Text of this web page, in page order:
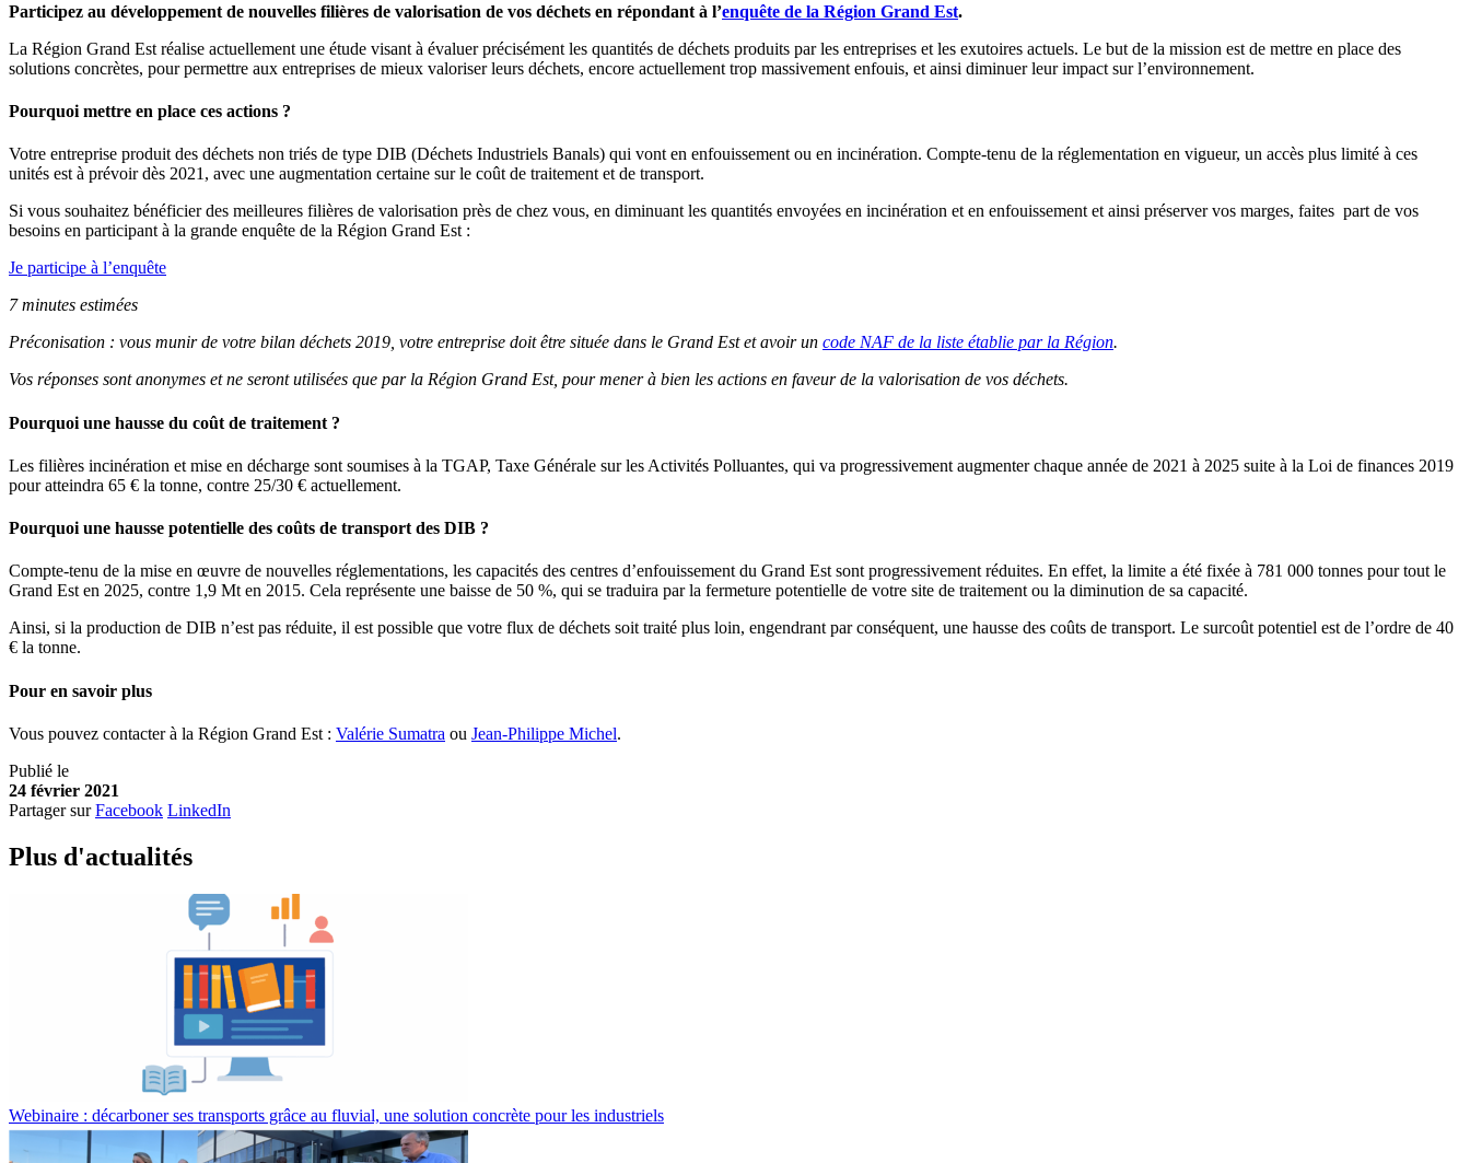
Participez au développement de nouvelles filières de valorisation de vos déchets en répondant à l’enquête de la Région Grand Est.
La Région Grand Est réalise actuellement une étude visant à évaluer précisément les quantités de déchets produits par les entreprises et les exutoires actuels. Le but de la mission est de mettre en place des
solutions concrètes, pour permettre aux entreprises de mieux valoriser leurs déchets, encore actuellement trop massivement enfouis, et ainsi diminuer leur impact sur l’environnement.
Pourquoi mettre en place ces actions ?
Votre entreprise produit des déchets non triés de type DIB (Déchets Industriels Banals) qui vont en enfouissement ou en incinération. Compte-tenu de la réglementation en vigueur, un accès plus limité à ces
unités est à prévoir dès 2021, avec une augmentation certaine sur le coût de traitement et de transport.
Si vous souhaitez bénéficier des meilleures filières de valorisation près de chez vous, en diminuant les quantités envoyées en incinération et en enfouissement et ainsi préserver vos marges, faites part de vos
besoins en participant à la grande enquête de la Région Grand Est :
Je participe à l’enquête
7 minutes estimées
Préconisation : vous munir de votre bilan déchets 2019, votre entreprise doit être située dans le Grand Est et avoir un code NAF de la liste établie par la Région.
Vos réponses sont anonymes et ne seront utilisées que par la Région Grand Est, pour mener à bien les actions en faveur de la valorisation de vos déchets.
Pourquoi une hausse du coût de traitement ?
Les filières incinération et mise en décharge sont soumises à la TGAP, Taxe Générale sur les Activités Polluantes, qui va progressivement augmenter chaque année de 2021 à 2025 suite à la Loi de finances 2019
pour atteindra 65 € la tonne, contre 25/30 € actuellement.
Pourquoi une hausse potentielle des coûts de transport des DIB ?
Compte-tenu de la mise en œuvre de nouvelles réglementations, les capacités des centres d’enfouissement du Grand Est sont progressivement réduites. En effet, la limite a été fixée à 781 000 tonnes pour tout le
Grand Est en 2025, contre 1,9 Mt en 2015. Cela représente une baisse de 50 %, qui se traduira par la fermeture potentielle de votre site de traitement ou la diminution de sa capacité.
Ainsi, si la production de DIB n’est pas réduite, il est possible que votre flux de déchets soit traité plus loin, engendrant par conséquent, une hausse des coûts de transport. Le surcoût potentiel est de l’ordre de 40
€ la tonne.
Pour en savoir plus
Vous pouvez contacter à la Région Grand Est : Valérie Sumatra ou Jean-Philippe Michel.
Publié le
24 février 2021
Partager sur Facebook LinkedIn
Plus d'actualités
Webinaire : décarboner ses transports grâce au fluvial, une solution concrète pour les industriels